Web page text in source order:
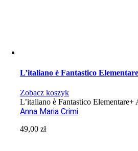
L’italiano è Fantastico
Zobacz koszyk
L’italiano è Fantastico
Anna Maria Crimi
49,00zł